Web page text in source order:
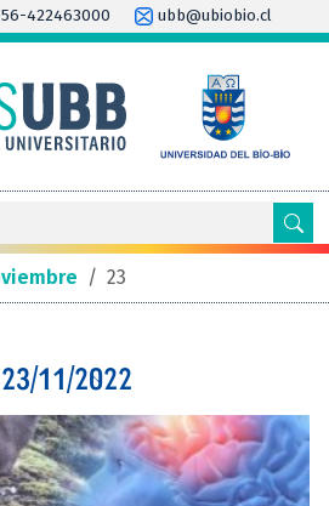
422463000 ubb@ubiobio.cl
/ 23
23/11/2022